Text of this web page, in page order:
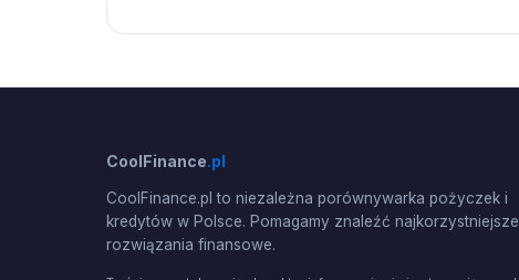
CoolFinance.pl
CoolFinance.pl to niezależna porównywarka pożyczek i
kredytów w Polsce. Pomagamy znaleźć najkorzystniejsze
rozwiązania finansowe.